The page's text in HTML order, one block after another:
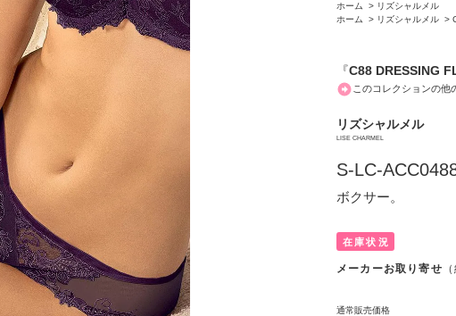
ホーム
> リズシャルメル
ホーム
> リズシャルメル >
『C88 DRESSING
このコレクションの他
リズシャルメル
LISE CHARMEL
S-LC-
ボクサー。
在庫状況
メーカーお取り寄せ
通常販売価格